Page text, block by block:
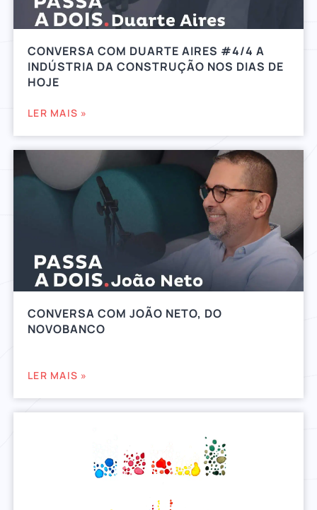
CONVERSA COM DUARTE AIRES #4/4 A
INDÚSTRIA DA CONSTRUÇÃO NOS DIAS DE
HOJE
LER MAIS »
CONVERSA COM JOÃO NETO, DO
NOVOBANCO
LER MAIS »